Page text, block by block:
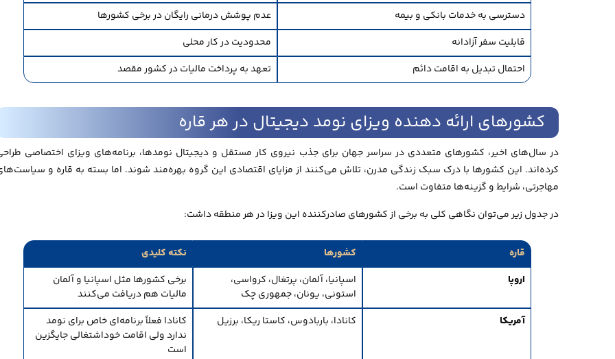
دسترسی به خدمات بانکی و بیمه
عدم پوشش درمانی رایگان در برخی کشورها
قابلیت سفر آزادانه
محدودیت در کار محلی
احتمال تبدیل به اقامت دائم
تعهد به پرداخت مالیات در کشور مقصد
کشورهای ارائه دهنده ویزای نومد دیجیتال در هر قاره
در سال‌های اخیر، کشورهای متعددی در سراسر جهان برای جذب نیروی کار مستقل و دیجیتال نومدها، برنامه‌های ویزای اختصاصی
کرده‌اند. این کشورها با درک سبک زندگی مدرن، تلاش می‌کنند از مزایای اقتصادی این گروه بهره‌مند شوند. اما بسته به قاره و
مهاجرتی، شرایط و گزینه‌ها متفاوت است.
در جدول زیر می‌توان نگاهی کلی به برخی از کشورهای صادرکننده این ویزا در هر منطقه داشت:
قاره کشورها
نکته کلیدی
اروپا
اسپانیا، آلمان، پرتغال، کرواسی،
استونی، یونان، جمهوری چک
برخی کشورها مثل اسپانیا و آلمان
مالیات هم دریافت می‌کنند
آمریکا
کانادا، باربادوس، کاستا ریکا، برزیل
کانادا فعلاً برنامه‌ای خاص برای نومد
ندارد ولی اقامت خوداشتغالی جایگزین
است